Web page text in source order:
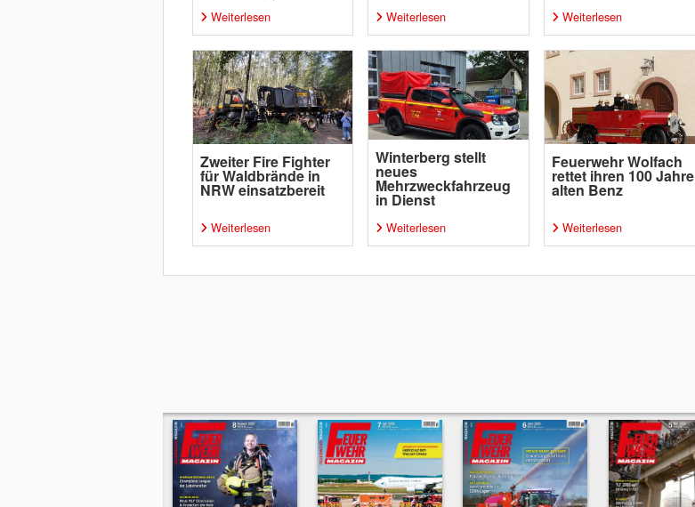
Weiterlesen Weiterlesen Weiterlesen
Zweiter Fire Fighter
für Waldbrände in
NRW einsatzbereit
Weiterlesen
Winterberg stellt
neues
Mehrzweckfahrzeug
in Dienst
Weiterlesen
Feuerwehr Wolfach
rettet ihren 100 Jahre
alten Benz
Weiterlesen